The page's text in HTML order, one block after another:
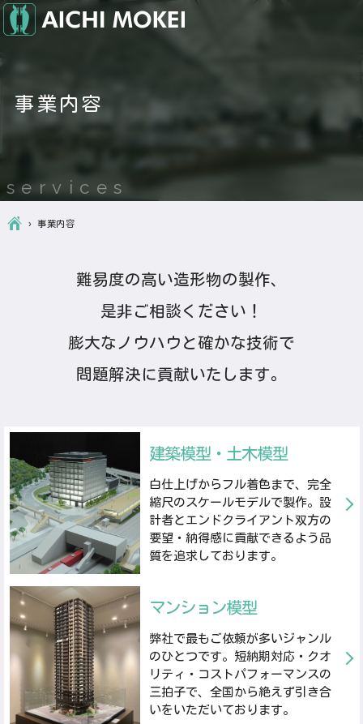
services
事業内容
Ç › 事業内容
難易度の高い造形物の製作、
是非ご相談ください！
膨大なノウハウと確かな技術で
問題解決に貢献いたします。
建築模型・土木模型
白仕上げからフル着色まで、完全
縮尺のスケールモデルで製作。設
計者とエンドクライアント双方の
要望・納得感に貢献できるよう品
質を追求しております。
マンション模型
弊社で最もご依頼が多いジャンル
のひとつです。短納期対応・クオ
リティ・コストパフォーマンスの
三拍子で、全国から絶えず引き合
いをいただいております。